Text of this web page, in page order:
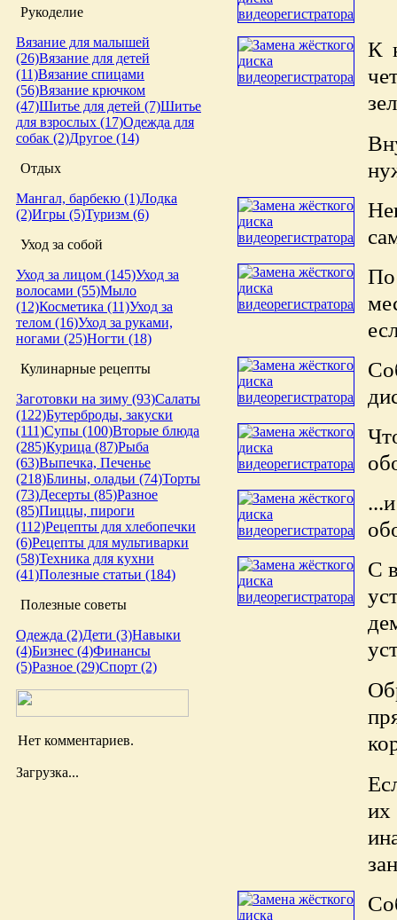
Рукоделие
Вязание для малышей
(26)Вязание для детей
(11)Вязание спицами
(56)Вязание крючком
(47)Шитье для детей (7)Шитье
для взрослых (17)Одежда для
собак (2)Другое (14)
Отдых
Мангал, барбекю (1)Лодка
(2)Игры (5)Туризм (6)
Уход за собой
Уход за лицом (145)Уход за
волосами (55)Мыло
(12)Косметика (11)Уход за
телом (16)Уход за руками,
ногами (25)Ногти (18)
Кулинарные рецепты
Заготовки на зиму (93)Салаты
(122)Бутерброды, закуски
(111)Супы (100)Вторые блюда
(285)Курица (87)Рыба
(63)Выпечка, Печенье
(218)Блины, оладьи (74)Торты
(73)Десерты (85)Разное
(85)Пиццы, пироги
(112)Рецепты для хлебопечки
(6)Рецепты для мультиварки
(58)Техника для кухни
(41)Полезные статьи (184)
Полезные советы
Одежда (2)Дети (3)Навыки
(4)Бизнес (4)Финансы
(5)Разное (29)Спорт (2)
Нет комментариев.
Загрузка...
К
С